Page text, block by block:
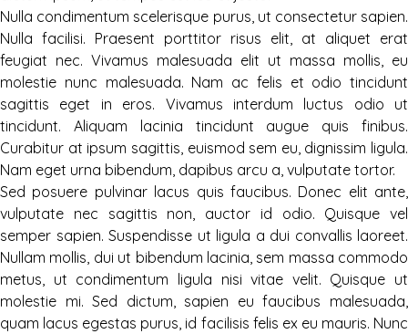
Nulla condimentum scelerisque purus, ut consectetur sapien.
Nulla facilisi. Praesent porttitor risus elit, at aliquet erat
feugiat nec. Vivamus malesuada elit ut massa mollis, eu
molestie nunc malesuada. Nam ac felis et odio tincidunt
sagittis eget in eros. Vivamus interdum luctus odio ut
tincidunt. Aliquam lacinia tincidunt augue quis finibus.
Curabitur at ipsum sagittis, euismod sem eu, dignissim ligula.
Nam eget urna bibendum, dapibus arcu a, vulputate tortor.
Sed posuere pulvinar lacus quis faucibus. Donec elit ante,
vulputate nec sagittis non, auctor id odio. Quisque vel
semper sapien. Suspendisse ut ligula a dui convallis laoreet.
Nullam mollis, dui ut bibendum lacinia, sem massa commodo
metus, ut condimentum ligula nisi vitae velit. Quisque ut
molestie mi. Sed dictum, sapien eu faucibus malesuada,
quam lacus egestas purus, id facilisis felis ex eu mauris. Nunc